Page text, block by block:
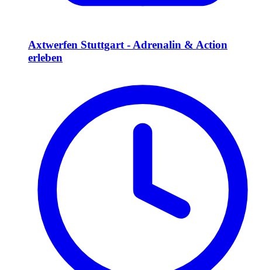
Axtwerfen Stuttgart - Adrenalin & Action
erleben